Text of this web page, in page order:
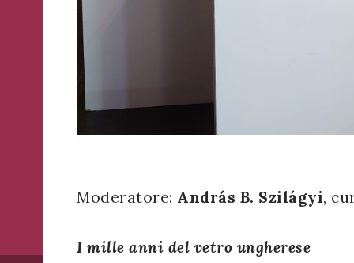
ISCRIVITI
Moderatore: András B. Szilágyi,
I mille anni del vetro ungherese
successo!